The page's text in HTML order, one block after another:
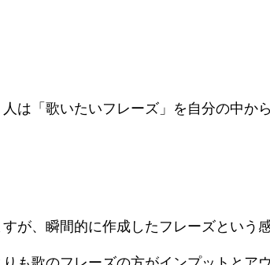
は「歌いたいフレーズ」を自分の中か
が、瞬間的に作成したフレーズという感